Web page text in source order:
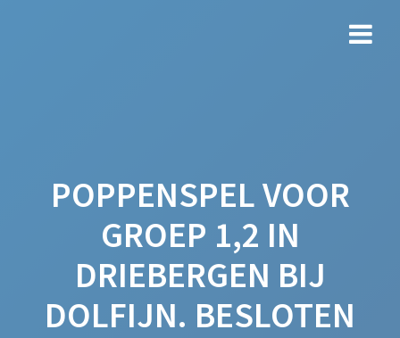
POPPENSPEL VOOR
GROEP 1,2 IN
DRIEBERGEN BIJ
DOLFIJN. BESLOTEN